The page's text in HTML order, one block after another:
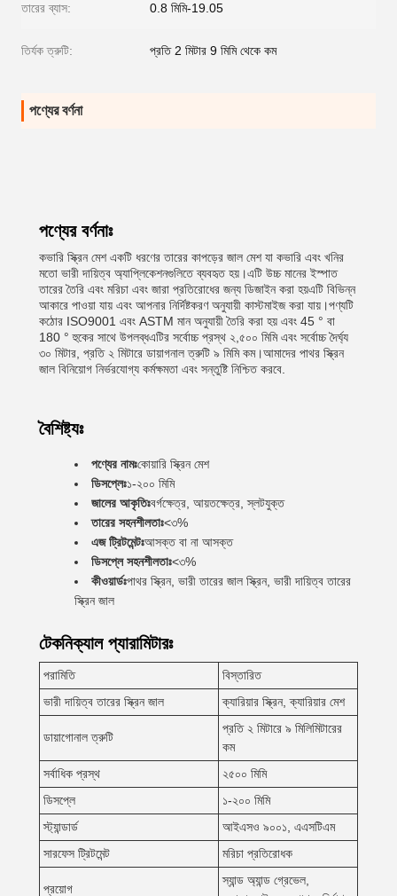
তারের ব্যাস: 0.8 মিমি-19.05
তির্যক ত্রুটি: প্রতি 2 মিটার 9 মিমি থেকে কম
পণ্যের বর্ণনা
পণ্যের বর্ণনাঃ
কভারি স্ক্রিন মেশ একটি ধরণের তারের কাপড়ের জাল মেশ যা কভারি এবং খনির
মতো ভারী দায়িত্ব অ্যাপ্লিকেশনগুলিতে ব্যবহৃত হয়।এটি উচ্চ মানের ইস্পাত
তারের তৈরি এবং মরিচা এবং জারা প্রতিরোধের জন্য ডিজাইন করা হয়এটি বিভিন্ন
আকারে পাওয়া যায় এবং আপনার নির্দিষ্টকরণ অনুযায়ী কাস্টমাইজ করা যায়।পণ্যটি
কঠোর ISO9001 এবং ASTM মান অনুযায়ী তৈরি করা হয় এবং 45 ° বা
180 ° হুকের সাথে উপলব্ধএটির সর্বোচ্চ প্রস্থ ২,৫০০ মিমি এবং সর্বোচ্চ দৈর্ঘ্য
৩০ মিটার, প্রতি ২ মিটারে ডায়াগনাল ত্রুটি ৯ মিমি কম।আমাদের পাথর স্ক্রিন
জাল বিনিয়োগ নির্ভরযোগ্য কর্মক্ষমতা এবং সন্তুষ্টি নিশ্চিত করবে.
বৈশিষ্ট্যঃ
পণ্যের নামঃকোয়ারি স্ক্রিন মেশ
ডিসপ্লেঃ১-২০০ মিমি
জালের আকৃতিঃবর্গক্ষেত্র, আয়তক্ষেত্র, স্লটযুক্ত
তারের সহনশীলতাঃ<৩%
এজ ট্রিটমেন্টঃআসক্ত বা না আসক্ত
ডিসপ্লে সহনশীলতাঃ<৩%
কীওয়ার্ডঃপাথর স্ক্রিন, ভারী তারের জাল স্ক্রিন, ভারী দায়িত্ব তারের
স্ক্রিন জাল
টেকনিক্যাল প্যারামিটারঃ
পরামিতি
বিস্তারিত
ভারী দায়িত্ব তারের স্ক্রিন জাল
ক্যারিয়ার স্ক্রিন, ক্যারিয়ার মেশ
ডায়াগোনাল ত্রুটি
প্রতি ২ মিটারে ৯ মিলিমিটারের
কম
সর্বাধিক প্রস্থ
২৫০০ মিমি
ডিসপ্লে
১-২০০ মিমি
স্ট্যান্ডার্ড
আইএসও ৯০০১, এএসটিএম
সারফেস ট্রিটমেন্ট
মরিচা প্রতিরোধক
প্রয়োগ
স্যান্ড অ্যান্ড গ্রেভেল,